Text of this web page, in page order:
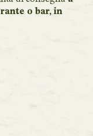
o bar, in